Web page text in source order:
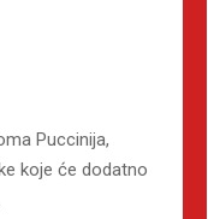
Puccinija,
koje će dodatno